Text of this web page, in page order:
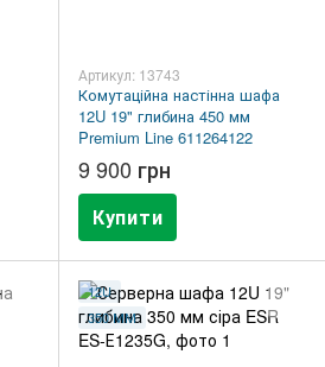
Артикул: 13743
Комутаційна настінна шафа
12U 19" глибина 450 мм
Premium Line 611264122
9 900 грн
Купити
12U
350 ММ